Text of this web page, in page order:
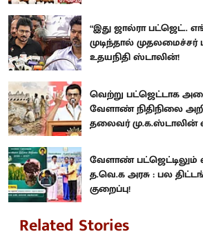
“இது ஜால்ரா பட்ஜெட்..
முடிந்தால்
உதயநிதி ஸ்டாலின்!
வெற்று பட்ஜெட்டாக
வேளாண் நிதிநிலை
தலைவர் மு.க.ஸ்டாலின்
வேளாண் பட்ஜெட்டிலும்
த.வெ.க அரசு : பல
குறைப்பு!
Related Stories